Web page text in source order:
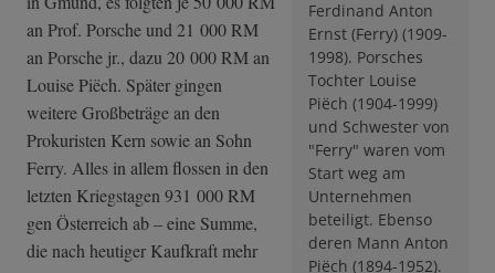
Ferdinand Anton
Ernst (Ferry) (1909-
1998). Porsches
Tochter Louise
Piëch (1904-1999)
und Schwester von
"Ferry" waren vom
Start weg am
Unternehmen
beteiligt. Ebenso
deren Mann Anton
Piëch (1894-1952).
an Prof. Porsche und 21 000 RM
an Porsche jr., dazu 20 000 RM an
Louise Piëch. Später gingen
weitere Großbeträge an den
Prokuristen Kern sowie an Sohn
Ferry. Alles in allem flossen in den
letzten Kriegstagen 931 000 RM
gen Österreich ab – eine Summe,
die nach heutiger Kaufkraft mehr